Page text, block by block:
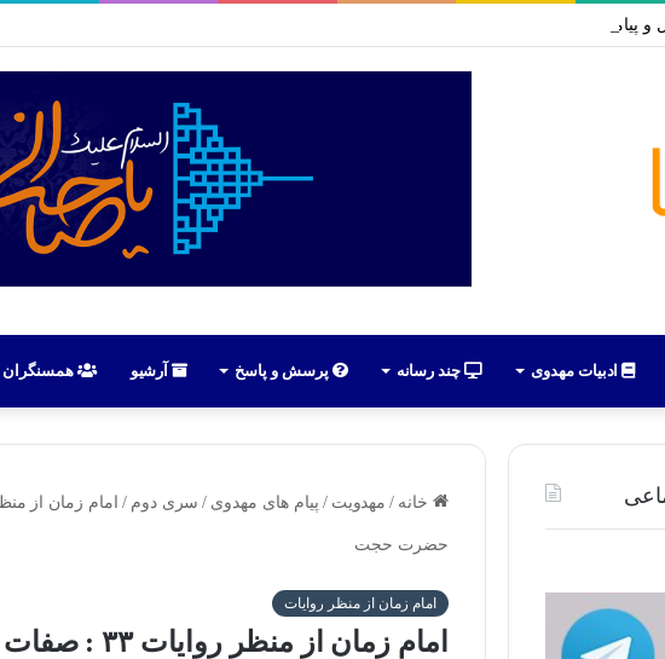
و پیامدهای بازداشت رهبران حسینیون آذربایجان در ایران | علی اکبر رائفی پور
ادبیات مهدوی چند رسانه پرسش و پاسخ آرشیو همسنگران
خانه / مهدویت / پیام های مهدوی / سری دوم / امام زمان از
حضرت حجت
امام زمان از منظر روایات
امام زمان از منظر روایات ۳۳ : صفات یاران حضرت حجت